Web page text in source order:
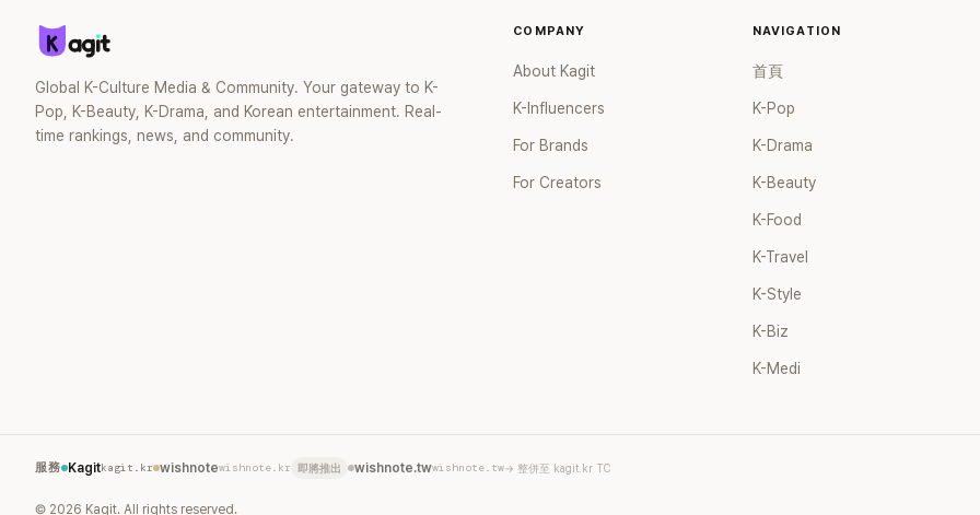
Global K-Culture Media & Community. Your gateway to K-
Pop, K-Beauty, K-Drama, and Korean entertainment. Real-
time rankings, news, and community.
COMPANY
About Kagit
K-Influencers
For Brands
For Creators
NAVIGATION
首頁
K-Pop
K-Drama
K-Beauty
K-Food
K-Travel
K-Style
K-Biz
K-Medi
服務 Kagitkagit.kr wishnotewishnote.kr 即將推出 wishnote.twwishnote.tw→ 整併至 kagit.kr TC
© 2026 Kagit. All rights reserved.